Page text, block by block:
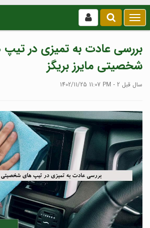
بازکردن
/
منو
بررسی عادت به تمیزی در
شخصیتی مایرز بریگز
1402/11/25 11:07 PM - 2 سال قبل